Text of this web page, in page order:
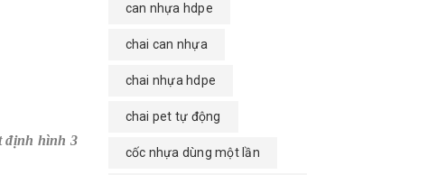
định hình 3
can nhựa hdpe
chai can nhựa
chai nhựa hdpe
chai pet tự động
cốc nhựa dùng một lần